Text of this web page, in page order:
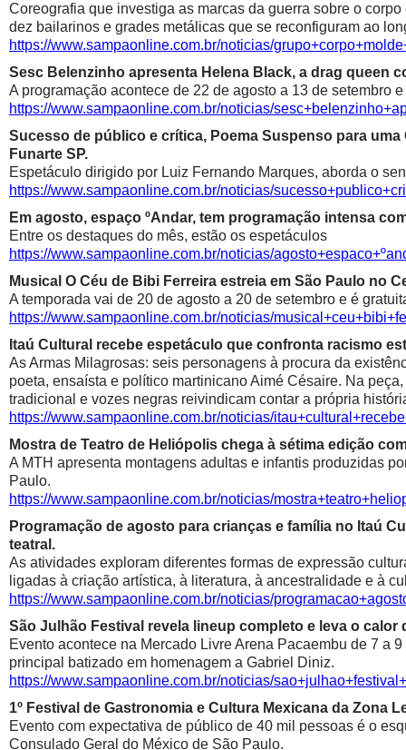
Coreografia que investiga as marcas da guerra sobre o
dez bailarinos e grades metálicas que se reconfiguram ao
https://www.sampaonline.com.br/noticias/
Sesc Belenzinho apresenta Helena Black, a drag queen
A programação acontece de 22 de agosto a 13 de setembro
https://www.sampaonline.com.br/noticias/
Sucesso de público e crítica, Poema Suspenso para
Funarte SP.
Espetáculo dirigido por Luiz Fernando Marques, aborda o
https://www.sampaonline.com.br/noticias/
Em agosto, espaço ºAndar, tem programação intensa
Entre os destaques do mês, estão os espetáculos
https://www.sampaonline.com.br/noticias/
Musical O Céu de Bibi Ferreira estreia em São Paulo no
A temporada vai de 20 de agosto a 20 de setembro e é
https://www.sampaonline.com.br/noticias/
Itaú Cultural recebe espetáculo que confronta racismo
As Armas Milagrosas: seis personagens à procura da
poeta, ensaísta e político martinicano Aimé Césaire. Na
tradicional e vozes negras reivindicam contar a própria
https://www.sampaonline.com.br/noticias/
Mostra de Teatro de Heliópolis chega à sétima edição
A MTH apresenta montagens adultas e infantis produzidas
Paulo.
https://www.sampaonline.com.br/noticias/
Programação de agosto para crianças e família no Itaú
teatral.
As atividades exploram diferentes formas de expressão
ligadas à criação artística, à literatura, à ancestralidade e à
https://www.sampaonline.com.br/noticias/
São Julhão Festival revela lineup completo e leva o calor
Evento acontece na Mercado Livre Arena Pacaembu de 7 a
principal batizado em homenagem a Gabriel Diniz.
https://www.sampaonline.com.br/noticias/
1º Festival de Gastronomia e Cultura Mexicana da Zona
Evento com expectativa de público de 40 mil pessoas é o
Consulado Geral do México de São Paulo.